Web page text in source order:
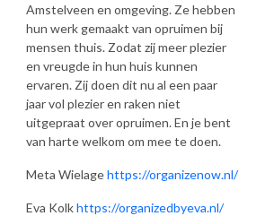
Amstelveen en omgeving. Ze hebben
hun werk gemaakt van opruimen bij
mensen thuis. Zodat zij meer plezier
en vreugde in hun huis kunnen
ervaren. Zij doen dit nu al een paar
jaar vol plezier en raken niet
uitgepraat over opruimen. En je bent
van harte welkom om mee te doen.
Meta Wielagehttps://organizenow.nl/
Eva Kolkhttps://organizedbyeva.nl/